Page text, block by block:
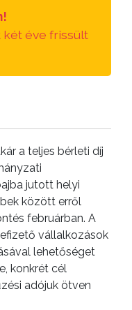
éve frissült
a teljes bérleti díj
jutott helyi
között erről
februárban. A
vállalkozások
lehetőséget
konkrét cél
adójuk ötven